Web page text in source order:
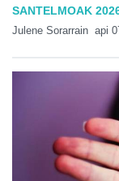
SANTELMOAK
Julene Sorarrain api